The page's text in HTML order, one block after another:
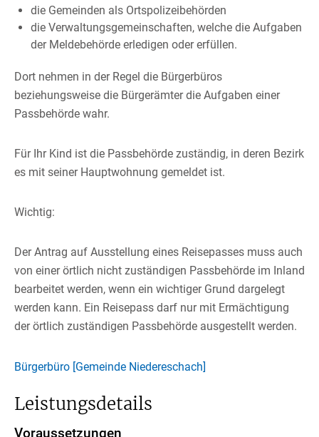
die Gemeinden als Ortspolizeibehörden
die Verwaltungsgemeinschaften, welche die Aufgaben
der Meldebehörde erledigen oder erfüllen.
Dort nehmen in der Regel die Bürgerbüros
beziehungsweise die Bürgerämter die Aufgaben einer
Passbehörde wahr.
Für Ihr Kind ist die Passbehörde zuständig, in deren Bezirk
es mit seiner Hauptwohnung gemeldet ist.
Wichtig:
Der Antrag auf Ausstellung eines Reisepasses muss auch
von einer örtlich nicht zuständigen Passbehörde im Inland
bearbeitet werden, wenn ein wichtiger Grund dargelegt
werden kann. Ein Reisepass darf nur mit Ermächtigung
der örtlich zuständigen Passbehörde ausgestellt werden.
Bürgerbüro [Gemeinde Niedereschach]
Leistungsdetails
Voraussetzungen